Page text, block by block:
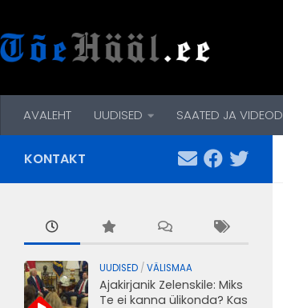
AVALEHT UUDISED SAATED JA VIDEOD
KONTAKT
UUDISED / VÄLISMAA
Ajakirjanik Zelenskile: Miks
Te ei kanna ülikonda? Kas